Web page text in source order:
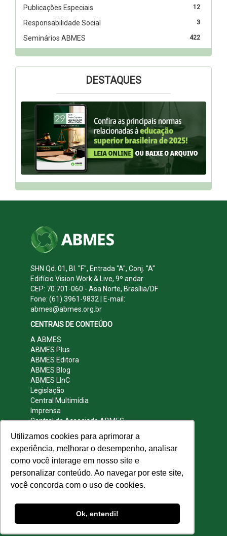
Utilizamos cookies para aprimorar a
experiência, melhorar o desempenho, analisar
como você interage em nosso site e
personalizar conteúdo. Ao navegar por este site,
você concorda com o uso de cookies.
Ok, entendi!
12
Publicações Especiais
3
Responsabilidade Social
422
Seminários ABMES
DESTAQUES
SHN Qd. 01, Bl. "F", Entrada "A", Conj. "A"
Edifício Vision Work & Live, 9º andar
CEP: 70.701-060 - Asa Norte, Brasília/DF
Fone: (61) 3961-9832 | E-mail:
abmes@abmes.org.br
CENTRAIS DE CONTEÚDO
A ABMES
ABMES Plus
ABMES Editora
ABMES Blog
ABMES LInC
Legislação
Central Multimídia
Imprensa
Central do Associado ABMES
REDES SOCIAIS
reservados.